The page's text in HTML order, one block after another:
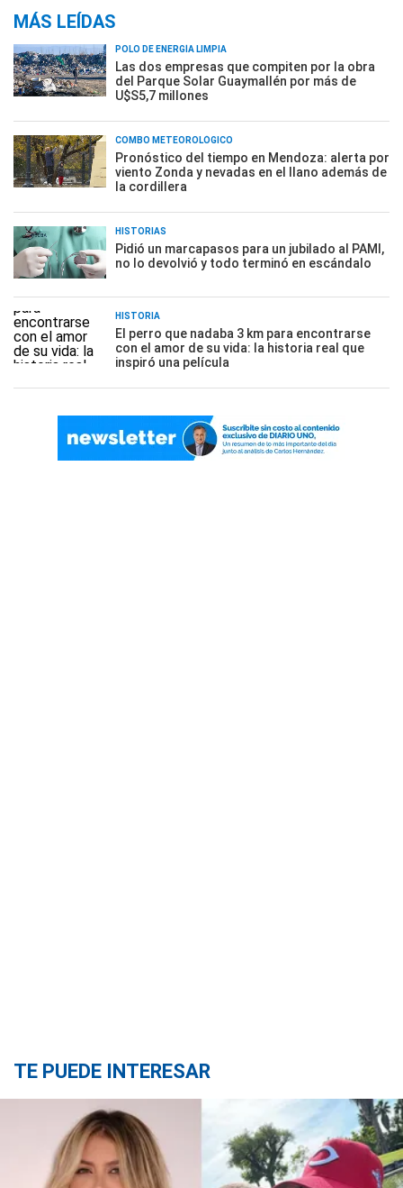
MÁS LEÍDAS
POLO DE ENERGÍA LIMPIA
Las dos empresas que compiten por la obra
del Parque Solar Guaymallén por más de
U$S5,7 millones
COMBO METEOROLÓGICO
Pronóstico del tiempo en Mendoza: alerta por
viento Zonda y nevadas en el llano además de
la cordillera
HISTORIAS
Pidió un marcapasos para un jubilado al PAMI,
no lo devolvió y todo terminó en escándalo
HISTORIA
El perro que nadaba 3 km para encontrarse
con el amor de su vida: la historia real que
inspiró una película
TE PUEDE INTERESAR